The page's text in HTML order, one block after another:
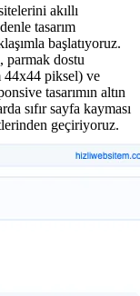
akıllı
tasarım
başlatıyoruz.
parmak dostu
44x44 piksel) ve
tasarımın altın
sıfır sayfa kayması
geçiriyoruz.